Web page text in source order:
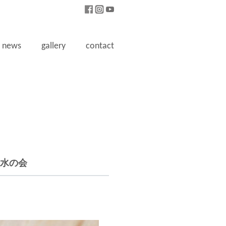
news gallery contact
の会